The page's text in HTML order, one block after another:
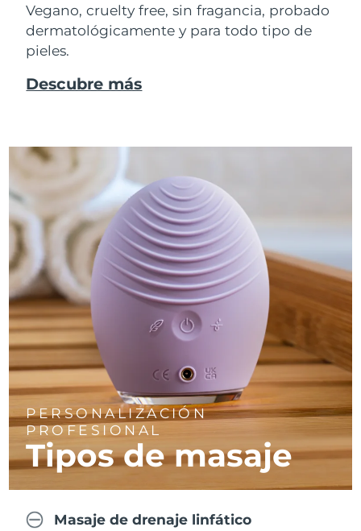
Vegano, cruelty free, sin fragancia, probado
dermatológicamente y para todo tipo de
pieles.
Descubre más
PERSONALIZACIÓN
PROFESIONAL
Tipos de masaje
Masaje de drenaje linfático